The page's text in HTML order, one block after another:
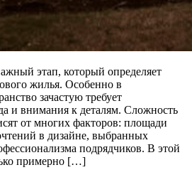
этап, который определяет
жилья. Особенно в
зачастую требует
и внимания к деталям. Сложность
от многих факторов: площади
в дизайне, выбранных
подрядчиков. В этой
примерно […]